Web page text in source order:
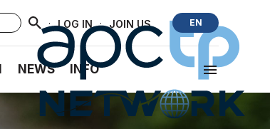
· LOG IN · JOIN US EN
NEWS INFO